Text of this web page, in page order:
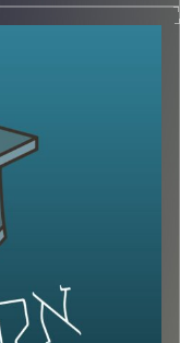
השקעות
בסיפור,
מה יכולים
יכול כל אדם
להעלות את
ההשקעות
קרדיט תמונות: